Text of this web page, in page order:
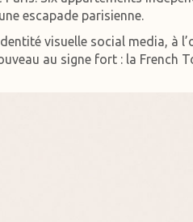
escapade parisienne.
visuelle social media, à
au signe fort : la French